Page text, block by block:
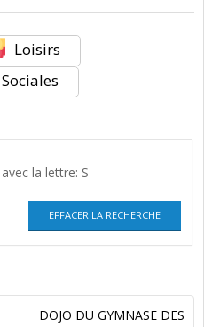
Loisirs
Sociales
la lettre: S
EFFACER LA RECHERCHE
DOJO DU GYMNASE DES